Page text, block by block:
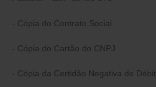
- Cópia do Contrato Social
- Cópia do Cartão do CNPJ
- Cópia da Certidão Negativa de